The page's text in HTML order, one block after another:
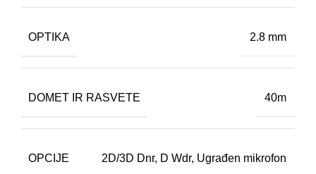
OPTIKA 2.8 mm
DOMET IR RASVETE 40m
OPCIJE 2D/3D Dnr, D Wdr, Ugrađen mikrofon